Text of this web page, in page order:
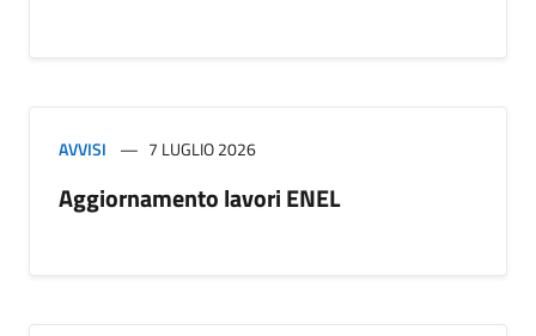
AVVISI 7 LUGLIO 2026
Aggiornamento lavori ENEL